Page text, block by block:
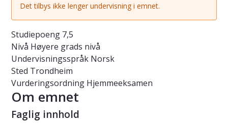
Det tilbys ikke lenger undervisning i emnet.
Studiepoeng 7,5
Nivå Høyere grads nivå
Undervisningsspråk Norsk
Sted Trondheim
Vurderingsordning Hjemmeeksamen
Om emnet
Faglig innhold